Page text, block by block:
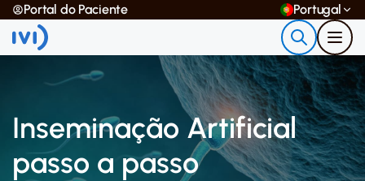
Portal do Paciente Portugal
Inseminação Artificial
passo a passo